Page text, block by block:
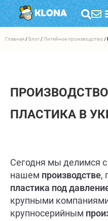
Главная / Блог / Литейное производство /
ПЛАСТИКА В
Сегодня мы делимся
нашем производстве,
пластика под
крупными
крупносерийным